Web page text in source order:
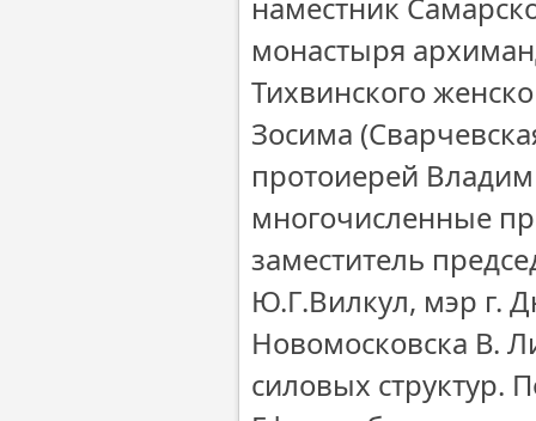
монастыря
Тихвинского
Зосима
протоиерей
многочисленные
заместитель
Ю.Г.Вилкул, мэр г.
Новомосковска В.
силовых структур.